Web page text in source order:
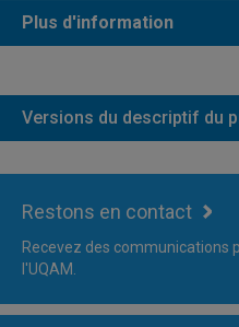
Plus d'information
Versions du descriptif du
Restons en contact
Recevez des communications
l'UQAM.